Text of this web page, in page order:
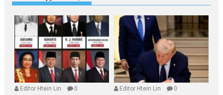
Editor Htein Lin 0 Editor Htein Lin 0